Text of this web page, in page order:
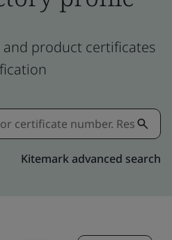
and product certificates
Kitemark advanced search